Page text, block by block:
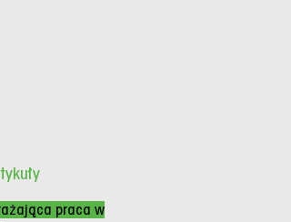
praca w